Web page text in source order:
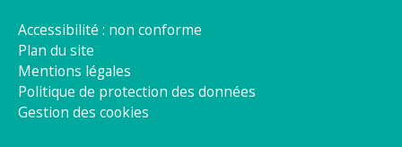
Accessibilité : non conforme
Plan du site
Mentions légales
Politique de protection des données
Gestion des cookies